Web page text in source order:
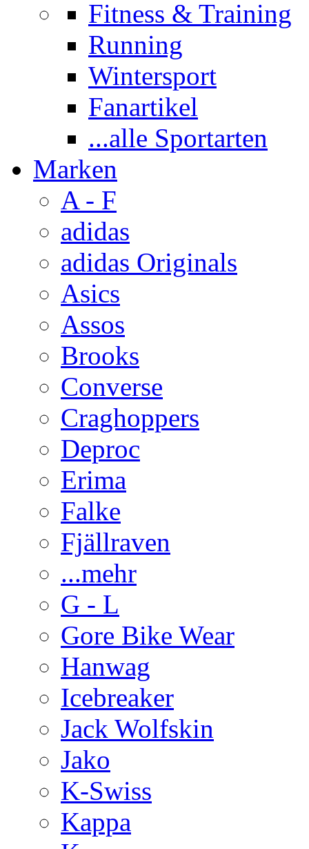
Fitness & Training
Running
Wintersport
Fanartikel
...alle Sportarten
Marken
A - F
adidas
adidas Originals
Asics
Assos
Brooks
Converse
Craghoppers
Deproc
Erima
Falke
Fjällraven
...mehr
G - L
Gore Bike Wear
Hanwag
Icebreaker
Jack Wolfskin
Jako
K-Swiss
Kappa